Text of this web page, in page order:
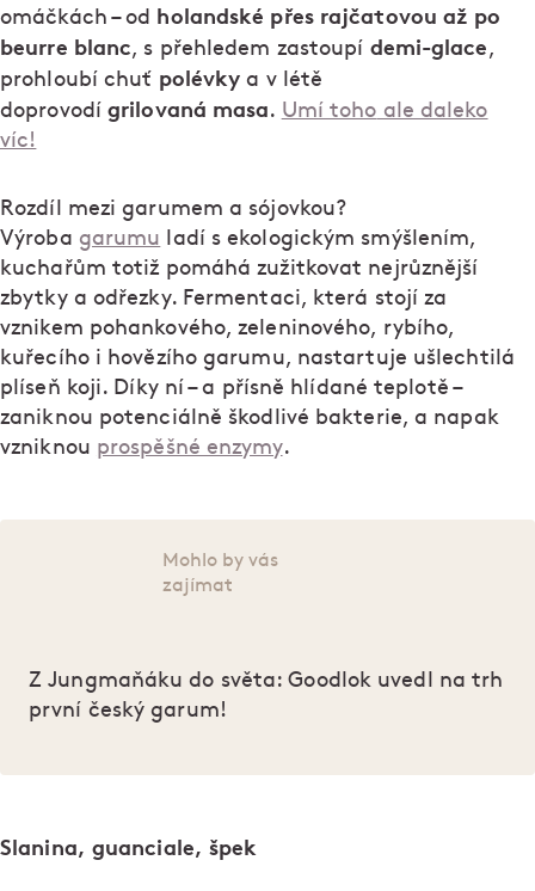
omáčkách – od holandské přes rajčatovou až po
beurre blanc, s přehledem zastoupí demi-glace,
prohloubí chuť polévky a v létě
doprovodígrilovaná masa. Umí toho ale daleko
víc!
Rozdíl mezi garumem a sójovkou?
Výroba garumu ladí s ekologickým smýšlením,
kuchařům totiž pomáhá zužitkovat nejrůznější
zbytky a odřezky. Fermentaci, která stojí za
vznikem pohankového, zeleninového, rybího,
kuřecího i hovězího garumu, nastartuje ušlechtilá
plíseň koji. Díky ní – a přísně hlídané teplotě –
zaniknou potenciálně škodlivé bakterie, a napak
vzniknou prospěšné enzymy.
Mohlo by vás
zajímat
Z Jungmaňáku do světa: Goodlok uvedl na trh
první český garum!
Slanina, guanciale, špek